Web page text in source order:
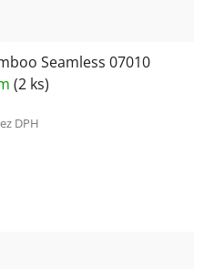
Seamless 07010
(2 ks)
DPH